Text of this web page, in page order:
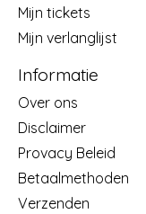
Mijn tickets
Mijn verlanglijst
Informatie
Over ons
Disclaimer
Provacy Beleid
Betaalmethoden
Verzenden